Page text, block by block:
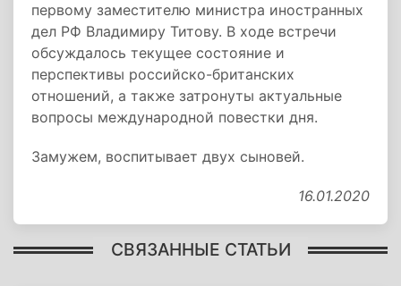
первому заместителю министра иностранных
дел РФ Владимиру Титову. В ходе встречи
обсуждалось текущее состояние и
перспективы российско-британских
отношений, а также затронуты актуальные
вопросы международной повестки дня.
Замужем, воспитывает двух сыновей.
16.01.2020
СВЯЗАННЫЕ СТАТЬИ